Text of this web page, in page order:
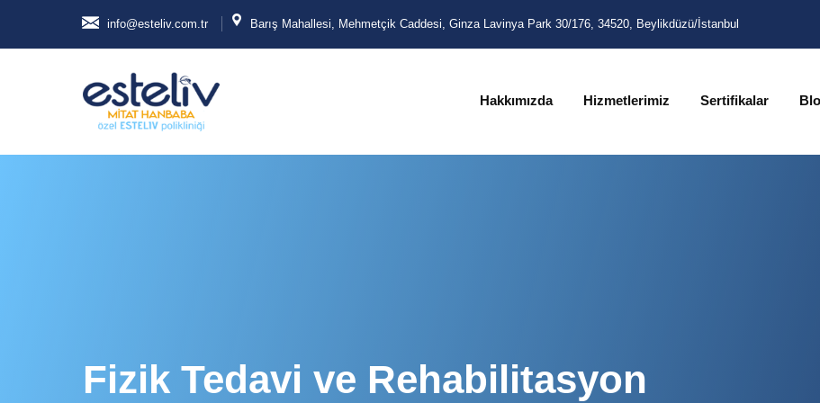
info@esteliv.com.tr Barış Mahallesi, Mehmetçik Caddesi, Ginza Lavinya Park 30/176, 34520, Beylikdüzü/İstanbul
Hakkımızda Hizmetlerimiz Sertifikalar
Fizik Tedavi ve Rehabilitasyon